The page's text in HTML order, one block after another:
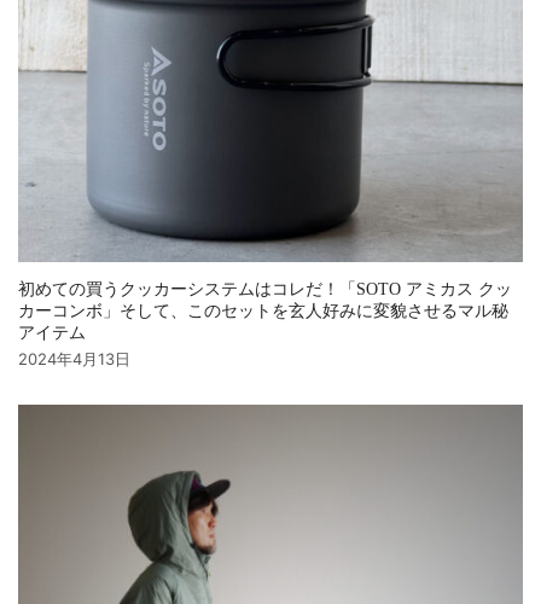
初めての買うクッカーシステムはコレだ！「SOTO アミカス クッ
カーコンボ」そして、このセットを玄人好みに変貌させるマル秘
アイテム
2024年4月13日